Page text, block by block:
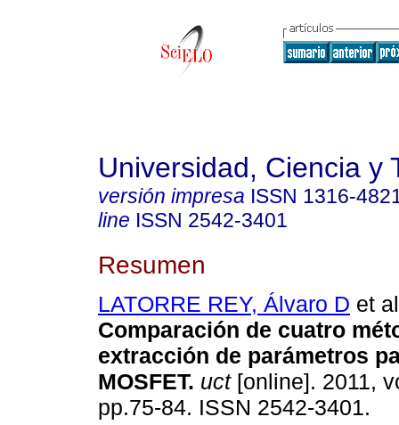
Universidad, Ciencia y
versión impresa ISSN 1316-
line ISSN 2542-3401
Resumen
LATORRE REY, Álvaro D et
Comparación de cuatro
extracción de parámetros
MOSFET. uct[online]. 2011,
pp.75-84. ISSN 2542-3401.